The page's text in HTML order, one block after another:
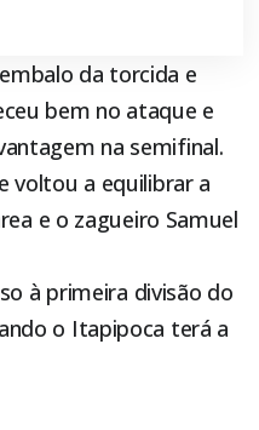
da torcida e
bem no ataque e
na semifinal.
voltou a equilibrar a
e o zagueiro Samuel
à primeira divisão do
o Itapipoca terá a